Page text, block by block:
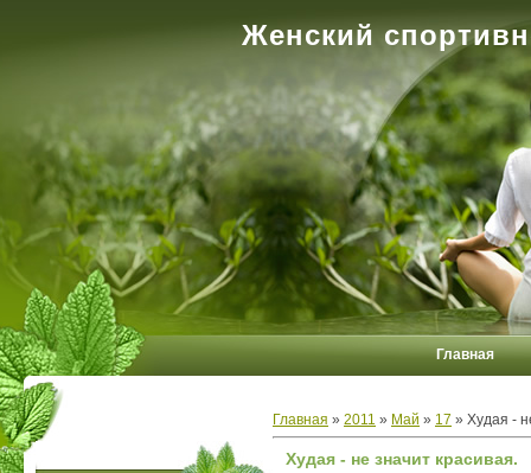
Женский
Главная
Главная » 2011 » Май » 17 » Худая -
Худая - не значит красивая.